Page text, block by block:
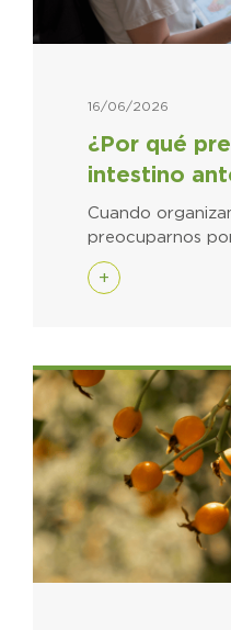
¿Por qué
intestino
16/06/2026
Cuando
preocuparnos
+